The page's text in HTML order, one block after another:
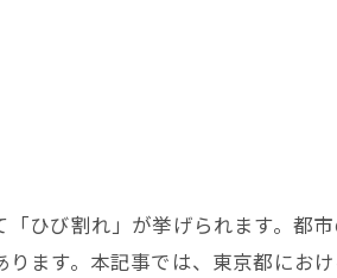
ひび割れ」が挙げられます。都
ます。本記事では、東京都にお